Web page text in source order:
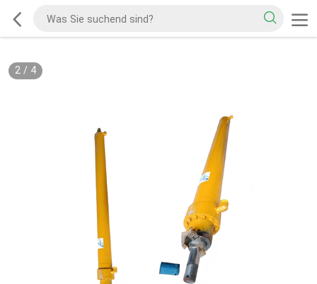
2/ 4